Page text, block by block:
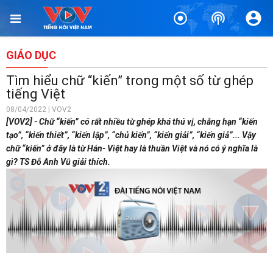
GIÁO DỤC
Tìm hiểu chữ “kiến” trong một số từ ghép
tiếng Việt
08/04/2022 | VOV2
[VOV2] - Chữ “kiến” có rất nhiều từ ghép khá thú vị, chằng hạn “kiến
tạo”, “kiến thiết”, “kiến lập”, “chủ kiến”, “kiến giải”, “kiến giả”... Vậy
chữ “kiến” ở đây là từ Hán- Việt hay là thuần Việt và nó có ý nghĩa là
gì? TS Đỗ Anh Vũ giải thích.